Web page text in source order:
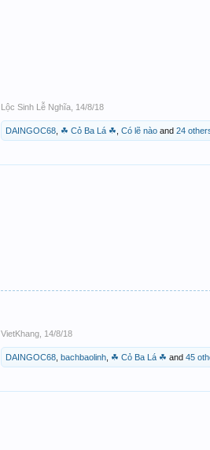
Lộc Sinh Lễ Nghĩa 14/8/18
DAINGOC68 ☘ Cỏ Ba Lá ☘ Có lẽ nào and 24
VietKhang 14/8/18
DAINGOC68 bachbaolinh ☘ Cỏ Ba Lá ☘ and 45